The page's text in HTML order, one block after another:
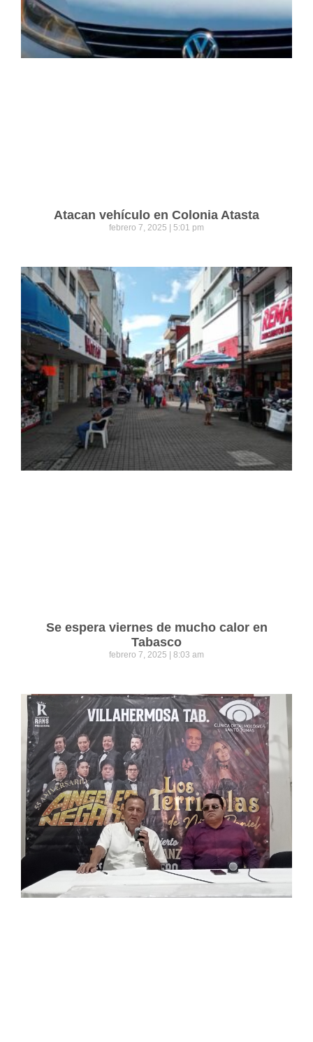
Atacan vehículo en Colonia Atasta
febrero 7, 2025 5:01 pm
Se espera viernes de mucho calor en
Tabasco
febrero 7, 2025 8:03 am